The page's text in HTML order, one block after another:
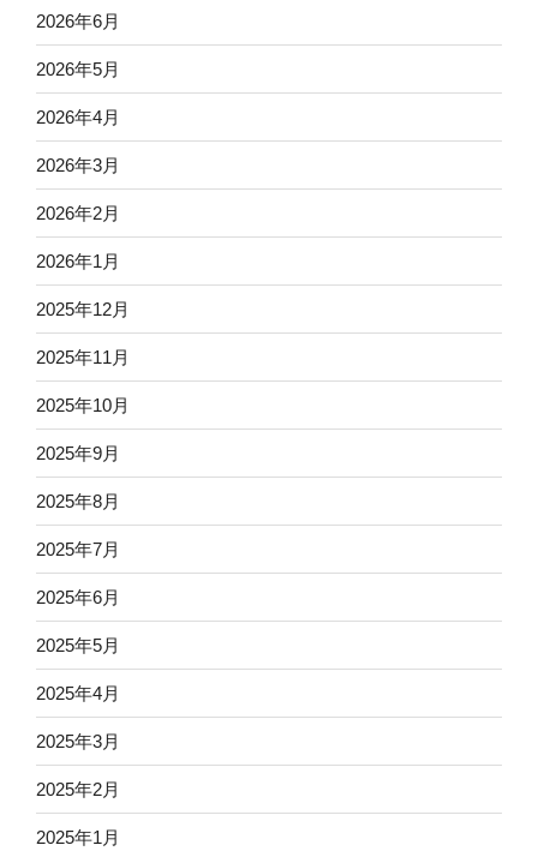
2026年6月
2026年5月
2026年4月
2026年3月
2026年2月
2026年1月
2025年12月
2025年11月
2025年10月
2025年9月
2025年8月
2025年7月
2025年6月
2025年5月
2025年4月
2025年3月
2025年2月
2025年1月